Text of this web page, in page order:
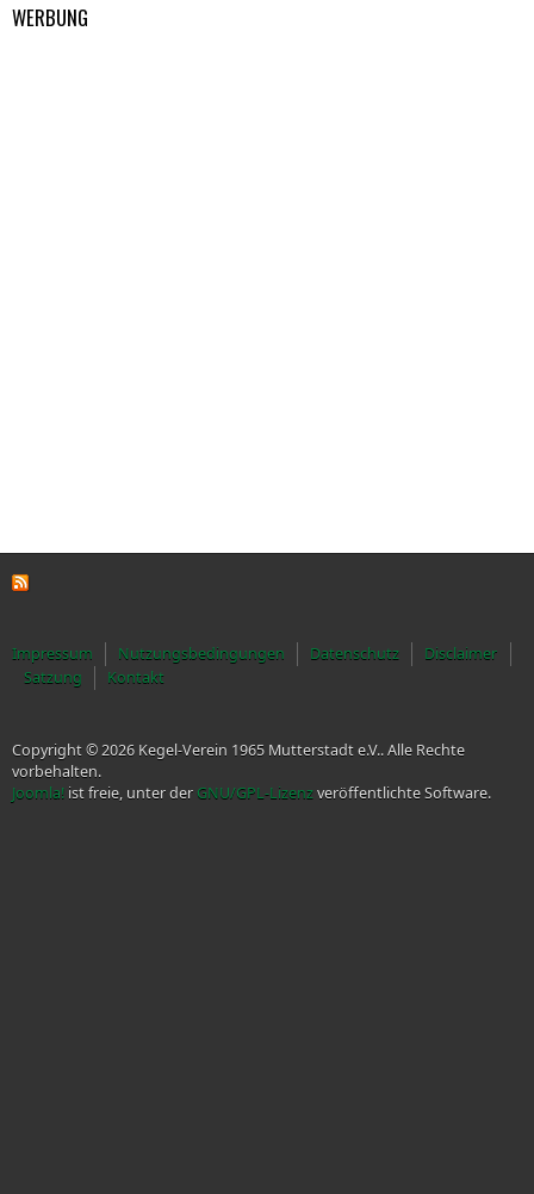
WERBUNG
Impressum Nutzungsbedingungen Datenschutz
Disclaimer
Satzung
Kontakt
Copyright © 2026 Kegel-Verein 1965 Mutterstadt e.V.. Alle Rechte
vorbehalten.
Joomla! ist freie, unter der GNU/GPL-Lizenzveröffentlichte Software.